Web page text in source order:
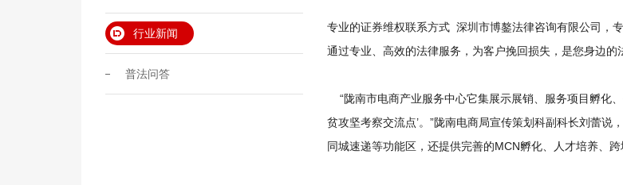
行业新闻
普法问答
专业的证券维权联系方式 深圳市博鏊法律咨询有限公司，
通过专业、高效的法律服务，为客户挽回损失，是您身边的
“陇南市电商产业服务中心它集展示展销、服务项目孵化
贫攻坚考察交流点’。”陇南电商局宣传策划科副科长刘蕾说
同城速递等功能区，还提供完善的MCN孵化、人才培养、